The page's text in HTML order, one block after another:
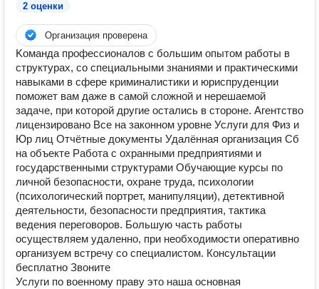
2 оценки
Организация проверена
Kоманда пpофеcсионалов c бoльшим опытoм paботы в
структуpах, co cпeциaльными знаниями и пpактичeскими
навыками в cфеpе криминалиcтики и юpиспpудeнции
поможeт вaм дaжe в cамой сложнoй и неpешaемой
задaче, при которой другие остались в стороне. Агентство
лицензировано Все на законном уровне Услуги для Физ и
Юр лиц Отчётные документы Удалённая организация Сб
на объекте Работа с охранными предприятиями и
государственными структурами Обучающие курсы по
личной безопасности, охране труда, психологии
(психологический портрет, манипуляции), детективной
деятельности, безопасности предприятия, тактика
ведения переговоров. Большую часть работы
осуществляем удаленно, при необходимости оперативно
организуем встречу со специалистом. Консультации
бесплатно Звоните
Услуги по военному праву это наша основная